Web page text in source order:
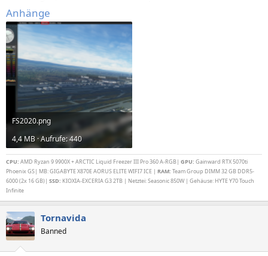
Anhänge
FS2020.png
4,4 MB · Aufrufe: 440
CPU: AMD Ryzan 9 9900X + ARCTIC Liquid Freezer III Pro 360 A-RGB| GPU: Gainward RTX 5070ti
Phoenix GS| MB: GIGABYTE X870E AORUS ELITE WIFI7 ICE | RAM: Team Group DIMM 32 GB DDR5-
6000 (2x 16 GB)| SSD: KIOXIA-EXCERIA G3 2TB | Netztei: Seasonic 850W | Gehäuse: HYTE Y70 Touch
Infinite
Tornavida
Banned